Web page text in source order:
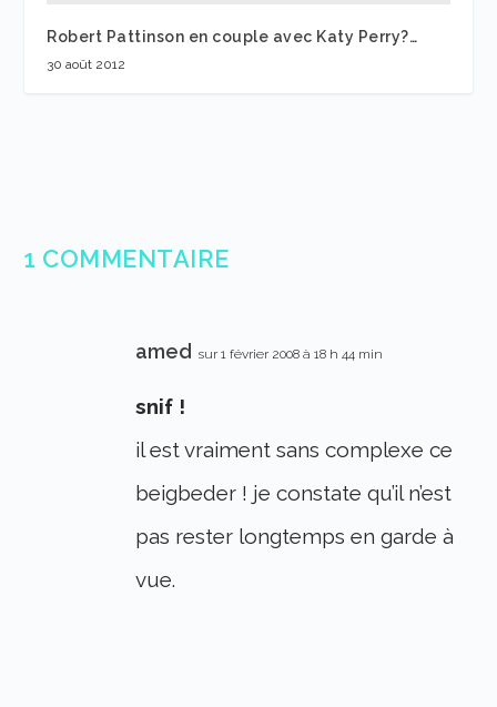
Robert Pattinson en couple avec Katy Perry?…
30 août 2012
1 COMMENTAIRE
amed sur 1 février 2008 à 18 h 44 min
snif !
il est vraiment sans complexe ce
beigbeder ! je constate qu’il n’est
pas rester longtemps en garde à
vue.